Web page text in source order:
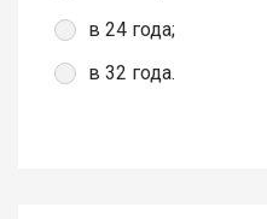
в 24 года;
в 32 года.